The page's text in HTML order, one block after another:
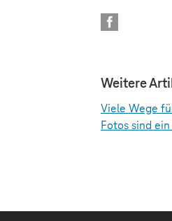
Weitere
Viele Wege
Fotos sind